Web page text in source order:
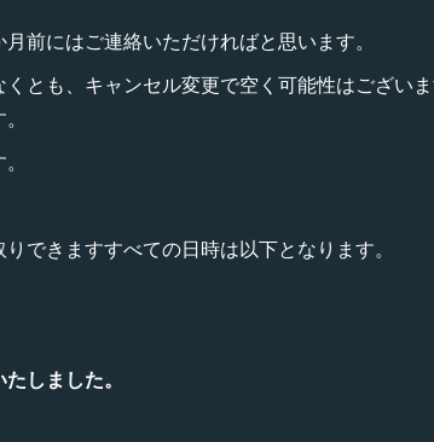
前にはご連絡いただければと思います。
とも、キャンセル変更で空く可能性はござい
できますすべての日時は以下となります。
しました。